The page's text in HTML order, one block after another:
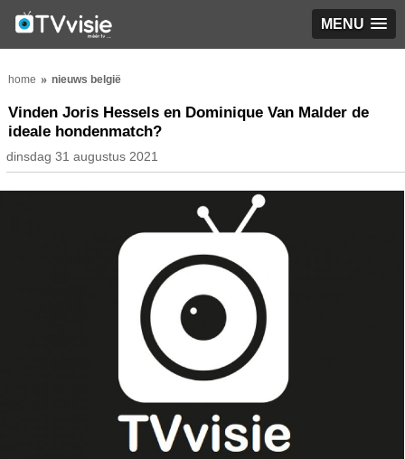
MENU
home nieuws belgië
Vinden Joris Hessels en Dominique Van Malder de
ideale hondenmatch?
dinsdag 31 augustus 2021